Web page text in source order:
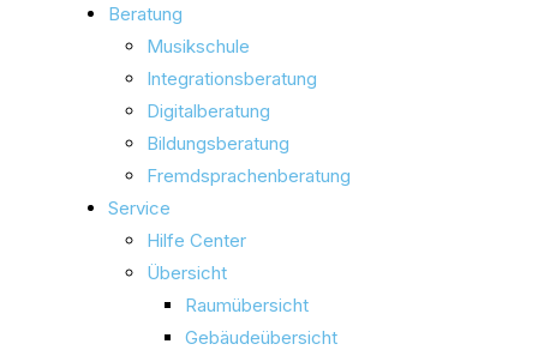
Beratung
Musikschule
Integrationsberatung
Digitalberatung
Bildungsberatung
Fremdsprachenberatung
Service
Hilfe Center
Übersicht
Raumübersicht
Gebäudeübersicht